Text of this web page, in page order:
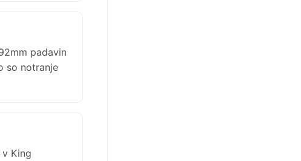
padavin
so notranje
King